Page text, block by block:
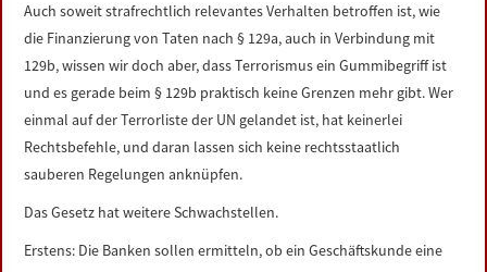
Auch soweit strafrechtlich relevantes Verhalten betroffen ist, wie
die Finanzierung von Taten nach § 129a, auch in Verbindung mit
129b, wissen wir doch aber, dass Terrorismus ein Gummibegriff ist
und es gerade beim § 129b praktisch keine Grenzen mehr gibt. Wer
einmal auf der Terrorliste der UN gelandet ist, hat keinerlei
Rechtsbefehle, und daran lassen sich keine rechtsstaatlich
sauberen Regelungen anknüpfen.
Das Gesetz hat weitere Schwachstellen.
Erstens: Die Banken sollen ermitteln, ob ein Geschäftskunde eine